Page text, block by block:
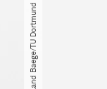
© Roland Baege​/​TU Dortmund